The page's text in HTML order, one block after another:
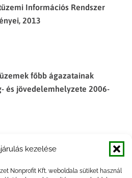
kezelése
Nonprofit Kft. weboldala sütiket használ
Információs Rendszer
2013
főbb ágazatainak
és jövedelemhelyzete 2006-
termelés gazdálkodó
pénzügyi helyzete, 2017